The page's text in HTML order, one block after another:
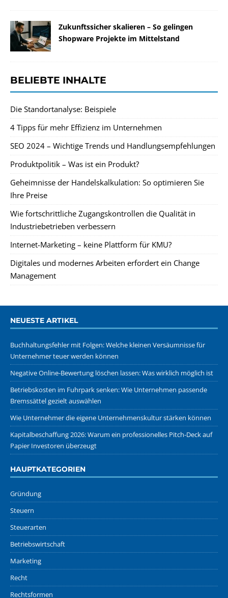
Zukunftssicher skalieren – So gelingen
Shopware Projekte im Mittelstand
BELIEBTE INHALTE
Die Standortanalyse: Beispiele
4 Tipps für mehr Effizienz im Unternehmen
SEO 2024 – Wichtige Trends und Handlungsempfehlungen
Produktpolitik – Was ist ein Produkt?
Geheimnisse der Handelskalkulation: So optimieren Sie
Ihre Preise
Wie fortschrittliche Zugangskontrollen die Qualität in
Industriebetrieben verbessern
Internet-Marketing – keine Plattform für KMU?
Digitales und modernes Arbeiten erfordert ein Change
Management
NEUESTE ARTIKEL
Buchhaltungsfehler mit Folgen: Welche kleinen Versäumnisse für
Unternehmer teuer werden können
Negative Online-Bewertung löschen lassen: Was wirklich möglich ist
Betriebskosten im Fuhrpark senken: Wie Unternehmen passende
Bremssättel gezielt auswählen
Wie Unternehmer die eigene Unternehmenskultur stärken können
Kapitalbeschaffung 2026: Warum ein professionelles Pitch-Deck auf
Papier Investoren überzeugt
HAUPTKATEGORIEN
Gründung
Steuern
Steuerarten
Betriebswirtschaft
Marketing
Recht
Rechtsformen